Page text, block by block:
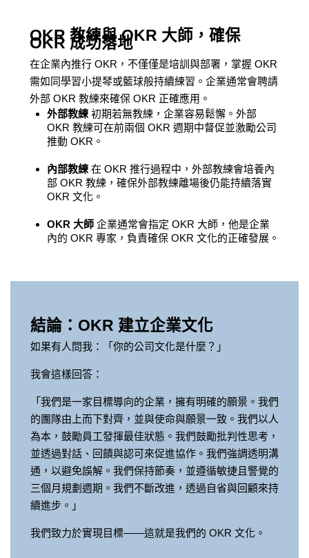
OKR 教練與 OKR 大師，確保
OKR 成功落地
在企業內推行 OKR，不僅僅是培訓與部署，掌握 OKR
需如同學習小提琴或籃球般持續練習。企業通常會聘請
外部 OKR 教練來確保 OKR 正確應用。
外部教練初期若無教練，企業容易鬆懈。外部
OKR 教練可在前兩個 OKR 週期中督促並激勵公司
推動 OKR。
內部教練在 OKR 推行過程中，外部教練會培養內
部 OKR 教練，確保外部教練離場後仍能持續落實
OKR 文化。
OKR 大師企業通常會指定 OKR 大師，他是企業
內的 OKR 專家，負責確保 OKR 文化的正確發展。
結論：OKR 建立企業文化
如果有人問我：「你的公司文化是什麼？」
我會這樣回答：
「我們是一家目標導向的企業，擁有明確的願景。我們
的團隊由上而下對齊，並與使命與願景一致。我們以人
為本，鼓勵員工發揮最佳狀態。我們鼓勵批判性思考，
並透過對話、回饋與認可來促進協作。我們強調透明溝
通，以避免誤解。我們保持節奏，並遵循敏捷且警覺的
三個月規劃週期。我們不斷改進，透過自省與回顧來持
續進步。」
我們致力於實現目標——這就是我們的 OKR 文化。